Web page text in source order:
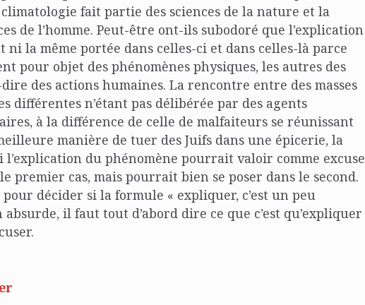
fait partie des sciences de la nature et la
de l’homme. Peut-être ont-ils subodoré que l’explication
ni la même portée dans celles-ci et dans celles-là parce
pour objet des phénomènes physiques, les autres des
dire des actions humaines. La rencontre entre des masses
différentes n’étant pas délibérée par des agents
à la différence de celle de malfaiteurs se réunissant
manière de tuer des Juifs dans une épicerie, la
l’explication du phénomène pourrait valoir comme excuse
premier cas, mais pourrait bien se poser dans le second.
pour décider si la formule « expliquer, c’est un peu
absurde, il faut tout d’abord dire ce que c’est qu’expliquer